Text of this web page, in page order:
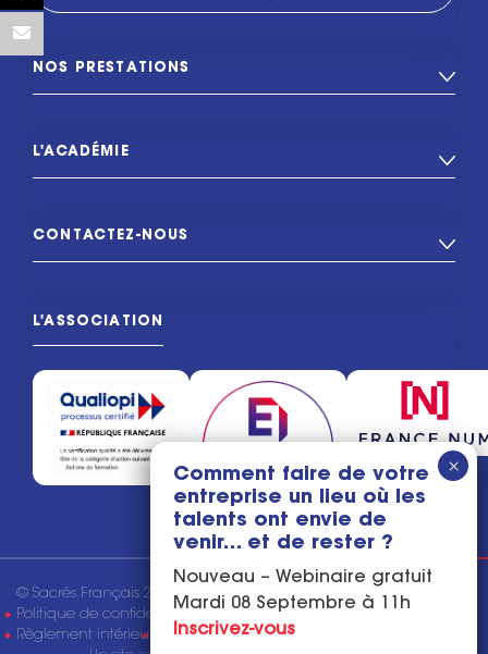
NOS PRESTATIONS
L'ACADÉMIE
CONTACTEZ-NOUS
L'ASSOCIATION
© Sacrés Français 2026 Mentions légales
Politique de confidentialité
Conditions générales de vente
Règlement intérieur
Tous droits réservés
Comment faire de votre
entreprise un lieu où les
talents ont envie de
venir… et de rester ?
Nouveau – Webinaire gratuit
Mardi 08 Septembre à 11h
Inscrivez-vous